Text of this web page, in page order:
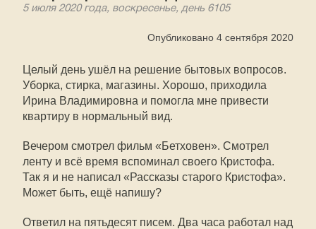
5 июля 2020 года, воскресенье, день 6105
Опубликовано 4 сентября 2020
Целый день ушёл на решение бытовых вопросов.
Уборка, стирка, магазины. Хорошо, приходила
Ирина Владимировна и помогла мне привести
квартиру в нормальный вид.
Вечером смотрел фильм «Бетховен». Смотрел
ленту и всё время вспоминал своего Кристофа.
Так я и не написал «Рассказы старого Кристофа».
Может быть, ещё напишу?
Ответил на пятьдесят писем. Два часа работал над